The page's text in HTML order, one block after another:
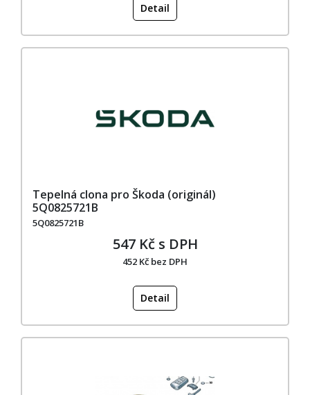
Detail
Tepelná clona pro Škoda (originál)
5Q0825721B
5Q0825721B
547 Kč s DPH
452 Kč bez DPH
Detail